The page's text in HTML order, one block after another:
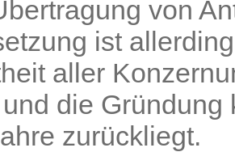
von
ist
aller
die
zurückliegt.